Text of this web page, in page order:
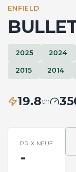
COMPARER
ENFIELD
2025 2024
2015
2014
19.8ch
PRIX NEUF
-